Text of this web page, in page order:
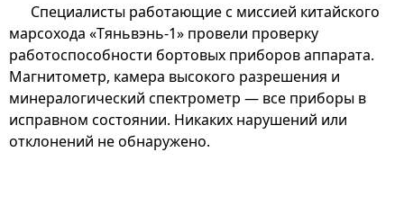
Специалисты работающие с миссией китайского
марсохода «Тяньвэнь-1» провели проверку
работоспособности бортовых приборов аппарата.
Магнитометр, камера высокого разрешения и
минералогический спектрометр — все приборы в
исправном состоянии. Никаких нарушений или
отклонений не обнаружено.